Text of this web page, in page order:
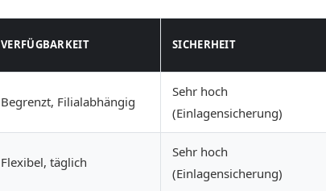
VERFÜGBARKEIT SICHERHEIT
Begrenzt, Filialabhängig
Sehr hoch
(Einlagensicherung)
Flexibel, täglich
Sehr hoch
(Einlagensicherung)